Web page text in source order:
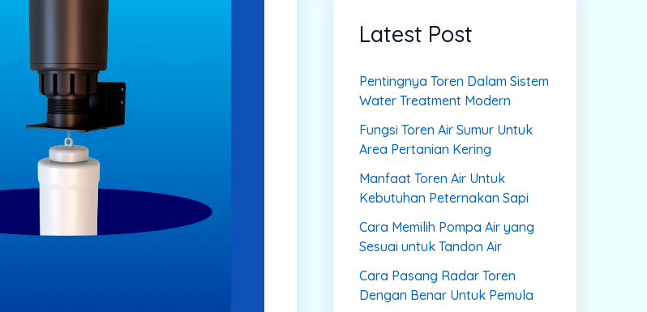
Latest Post
Pentingnya Toren Dalam Sistem
Water Treatment Modern
Fungsi Toren Air Sumur Untuk
Area Pertanian Kering
Manfaat Toren Air Untuk
Kebutuhan Peternakan Sapi
Cara Memilih Pompa Air yang
Sesuai untuk Tandon Air
Cara Pasang Radar Toren
Dengan Benar Untuk Pemula